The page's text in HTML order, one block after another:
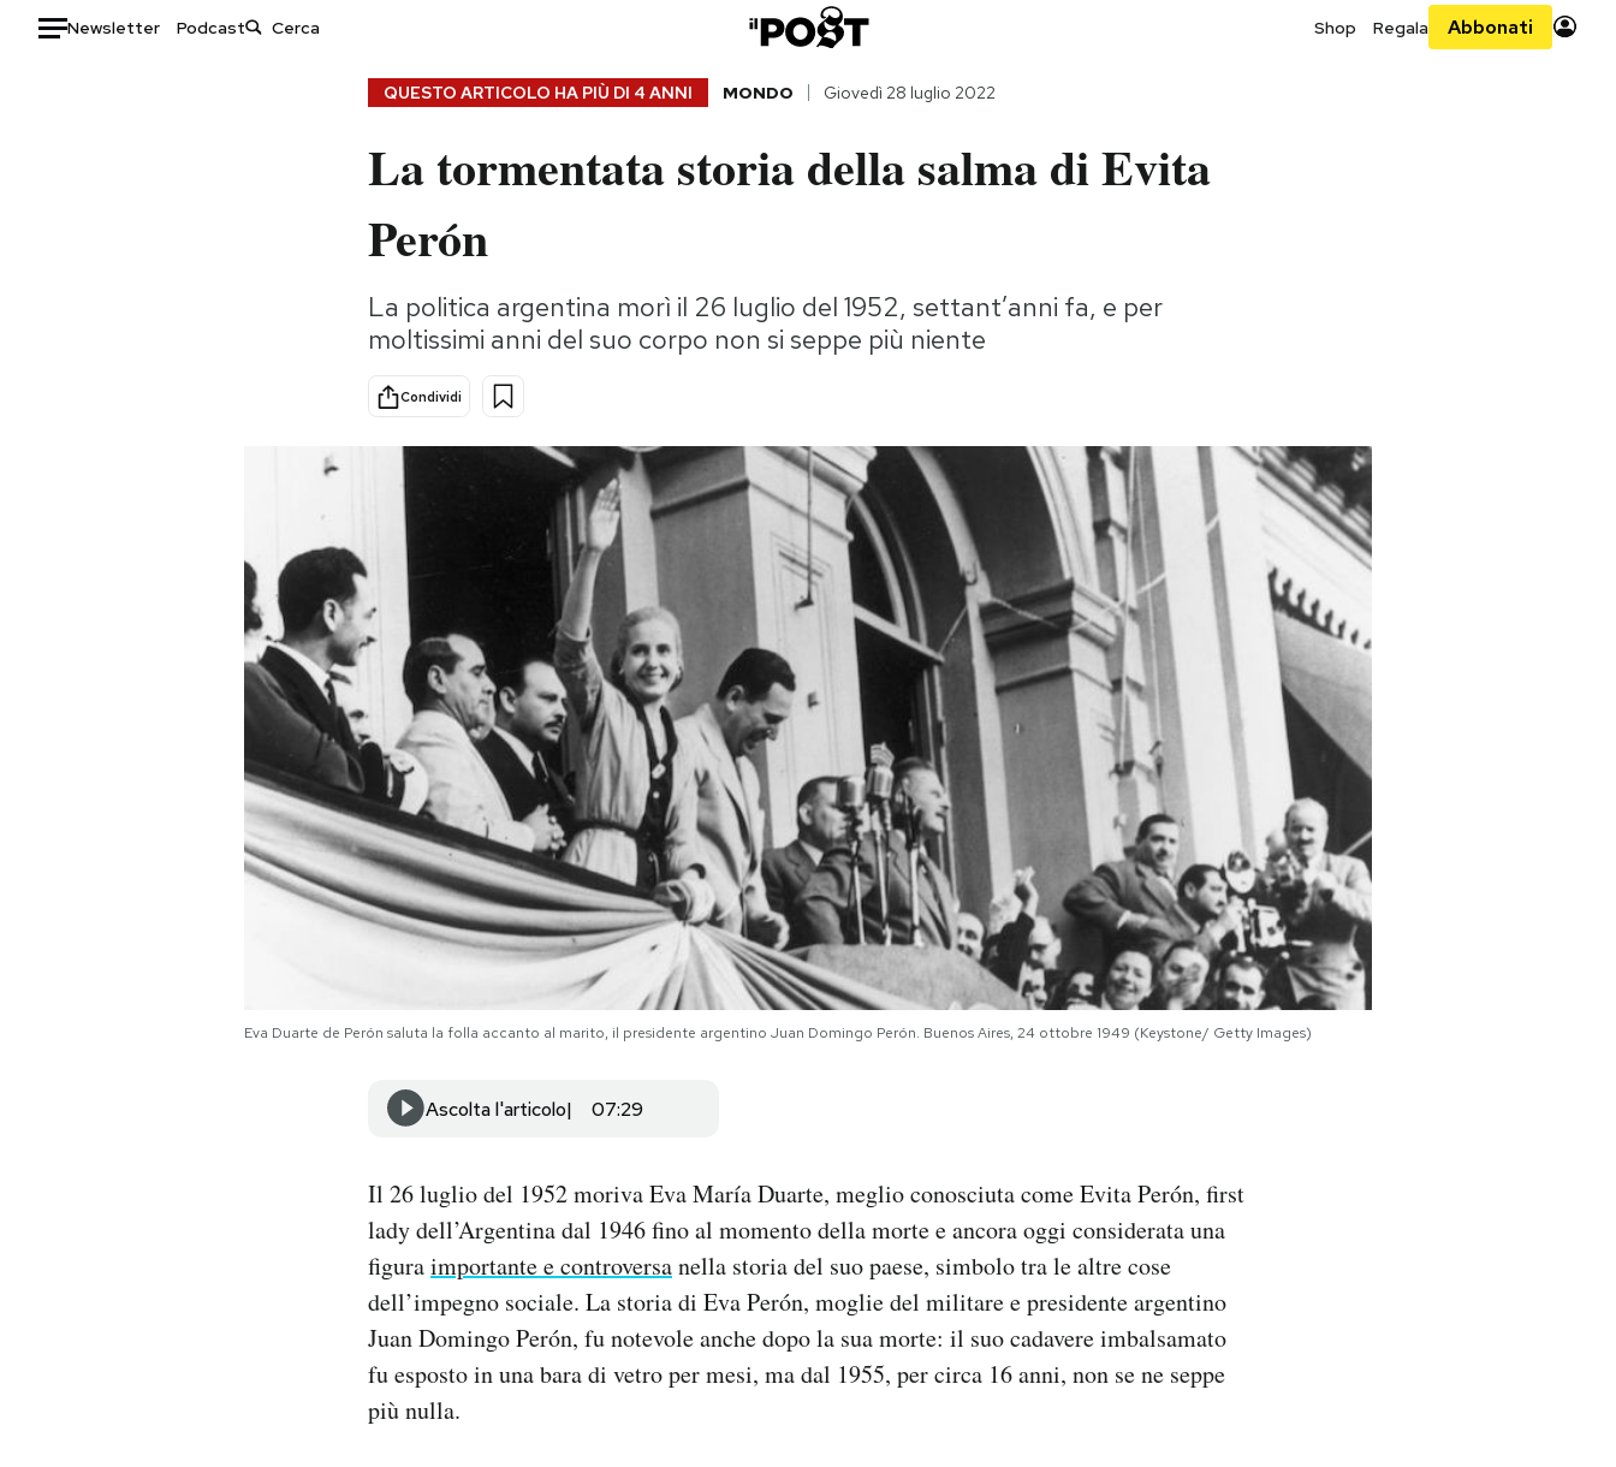
Newsletter Podcast Shop Regala Abbonati
Storie/Idee
Ok Boomer!
Mondiali calcio 2026
QUESTO ARTICOLO HA PIÙ DI 4 ANNI MONDO Giovedì 28 luglio 2022
La tormentata storia della salma di Evita
Perón
La politica argentina morì il 26 luglio del 1952, settant’anni fa, e per
moltissimi anni del suo corpo non si seppe più niente
Condividi
Eva Duarte de Perón saluta la folla accanto al marito, il presidente argentino Juan Domingo Perón. Buenos Aires, 24 ottobre 1949 (Keystone/ Getty Images)
Ascolta l'articolo 07:29
Il 26 luglio del 1952 moriva Eva María Duarte, meglio conosciuta come Evita Perón, first
lady dell’Argentina dal 1946 fino al momento della morte e ancora oggi considerata una
figuraimportante e controversanella storia del suo paese, simbolo tra le altre cose
dell’impegno sociale. La storia di Eva Perón, moglie del militare e presidente argentino
Juan Domingo Perón, fu notevole anche dopo la sua morte: il suo cadavere imbalsamato
fu esposto in una bara di vetro per mesi, ma dal 1955, per circa 16 anni, non se ne seppe
più nulla.